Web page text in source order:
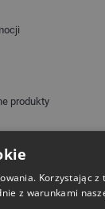
produkty
Korzystając z
z warunkami